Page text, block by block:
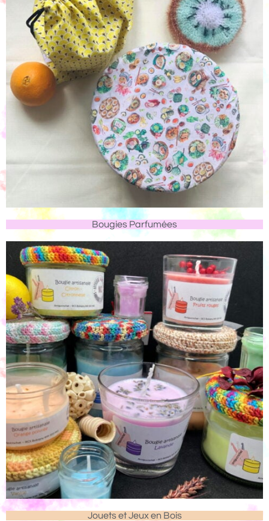
Bougies Parfumées
Jouets et Jeux en Bois